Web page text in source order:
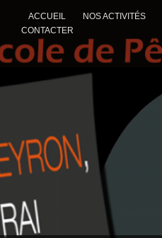
ACCUEIL NOS ACTIVITÉS
CONTACTER
ALLER AU CONTENU